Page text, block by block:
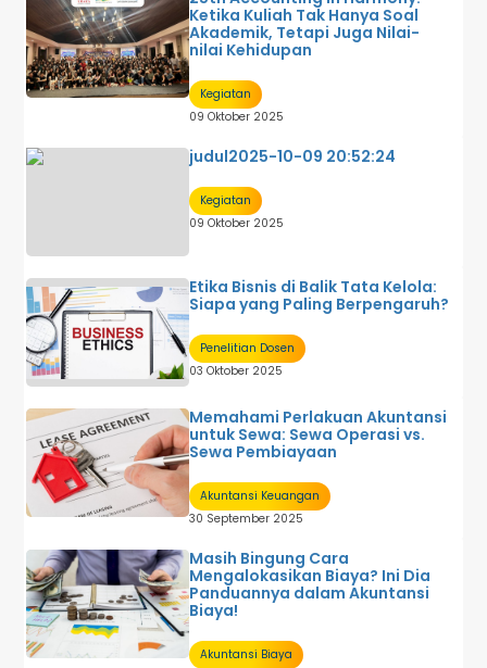
Ketika Kuliah Tak Hanya Soal
Akademik, Tetapi Juga Nilai-
nilai Kehidupan
Kegiatan
09 Oktober 2025
judul2025-10-09 20:52:24
Kegiatan
09 Oktober 2025
Etika Bisnis di Balik Tata Kelola:
Siapa yang Paling Berpengaruh?
Penelitian Dosen
03 Oktober 2025
Memahami Perlakuan Akuntansi
untuk Sewa: Sewa Operasi vs.
Sewa Pembiayaan
Akuntansi Keuangan
30 September 2025
Masih Bingung Cara
Mengalokasikan Biaya? Ini Dia
Panduannya dalam Akuntansi
Biaya!
Akuntansi Biaya